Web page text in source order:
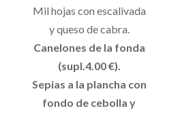
Mil hojas con escalivada
y queso de cabra.
Canelones de la fonda
(supl.4.00 €).
Sepias a la plancha con
fondo de cebolla y